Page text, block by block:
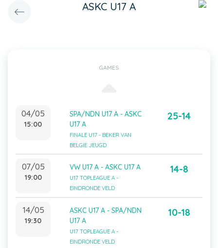
ASKC U17 A
GAMES
04/05
15:00
SPA/NDN U17 A - ASKC
U17 A
FINALE U17 - BEKER VAN
BELGIE JEUGD
25-14
07/05
19:00
VW U17 A - ASKC U17 A
U17 TOPLEAGUE A -
EINDRONDE VELD
14-8
14/05
19:30
ASKC U17 A - SPA/NDN
U17 A
U17 TOPLEAGUE A -
EINDRONDE VELD
10-18